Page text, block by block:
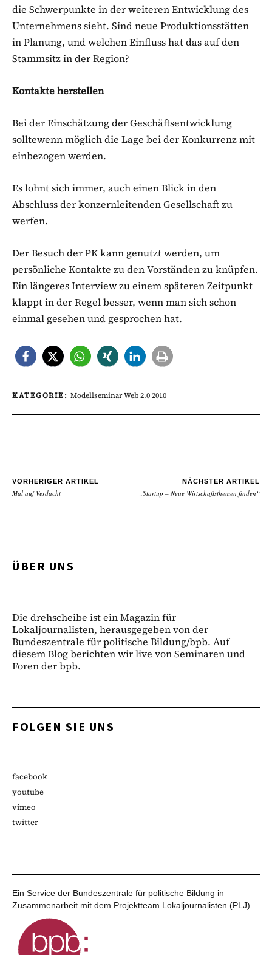
die Schwerpunkte in der weiteren Entwicklung des
Unternehmens sieht. Sind neue Produktionsstätten
in Planung, und welchen Einfluss hat das auf den
Stammsitz in der Region?
Kontakte herstellen
Bei der Einschätzung der Geschäftsentwicklung
solltewenn möglich die Lage bei der Konkurrenz mit
einbezogen werden.
Es lohnt sich immer, auch einen Blick in den
Abschluss der konzernleitenden Gesellschaft zu
werfen.
Der Besuch der PK kann genutzt werden, um
persönliche Kontakte zu den Vorständen zu knüpfen.
Ein längeres Interview zu einem späteren Zeitpunkt
klappt in der Regel besser, wenn man sich schon
einmal gesehen und gesprochen hat.
KATEGORIE: Modellseminar Web 2.0 2010
VORHERIGER ARTIKEL
Mal auf Verdacht
NÄCHSTER ARTIKEL
„Startup – Neue Wirtschaftsthemen finden“
ÜBER UNS
Die drehscheibe ist ein Magazin für
Lokaljournalisten, herausgegeben von der
Bundeszentrale für politische Bildung/bpb. Auf
diesem Blog berichten wir live von Seminaren und
Foren der bpb.
FOLGEN SIE UNS
facebook
youtube
vimeo
twitter
Ein Service der Bundeszentrale für politische Bildung in
Zusammenarbeit mit dem Projektteam Lokaljournalisten (PLJ)